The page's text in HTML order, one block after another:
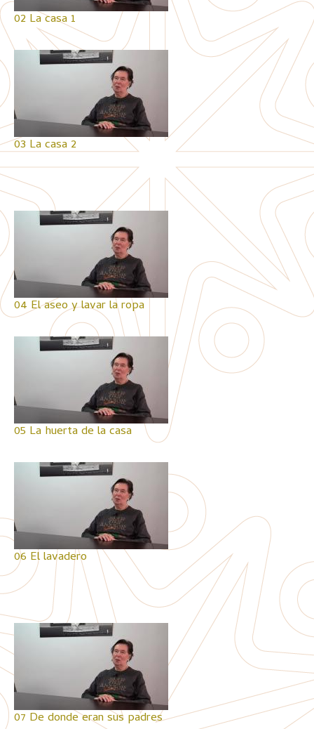
02 La casa 1
03 La casa 2
04 El aseo y lavar la ropa
05 La huerta de la casa
06 El lavadero
07 De donde eran sus padres